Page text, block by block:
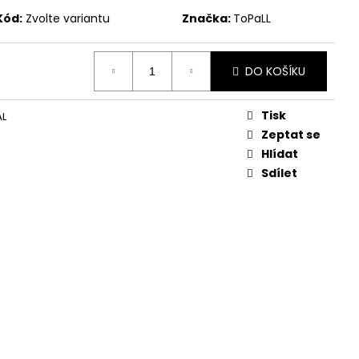
Zvolte variantu Značka: ToPaLL
DO KOŠÍKU
Tisk
Zeptat se
Hlídat
Sdílet